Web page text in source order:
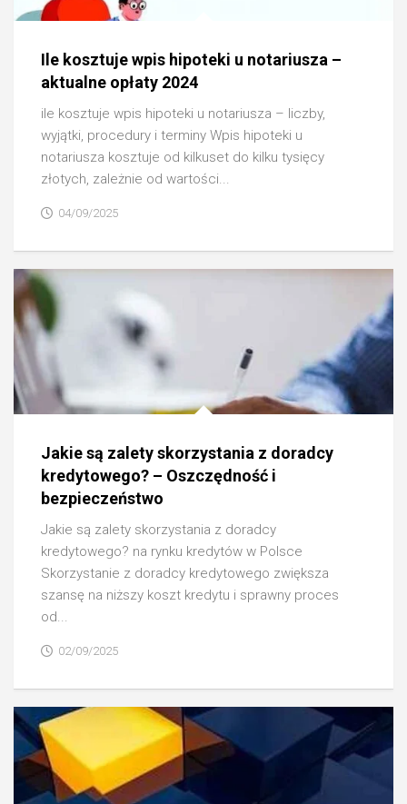
Ile kosztuje wpis hipoteki u notariusza –
aktualne opłaty 2024
ile kosztuje wpis hipoteki u notariusza – liczby,
wyjątki, procedury i terminy Wpis hipoteki u
notariusza kosztuje od kilkuset do kilku tysięcy
złotych, zależnie od wartości...
04/09/2025
Jakie są zalety skorzystania z doradcy
kredytowego? – Oszczędność i
bezpieczeństwo
Jakie są zalety skorzystania z doradcy
kredytowego? na rynku kredytów w Polsce
Skorzystanie z doradcy kredytowego zwiększa
szansę na niższy koszt kredytu i sprawny proces
od...
02/09/2025